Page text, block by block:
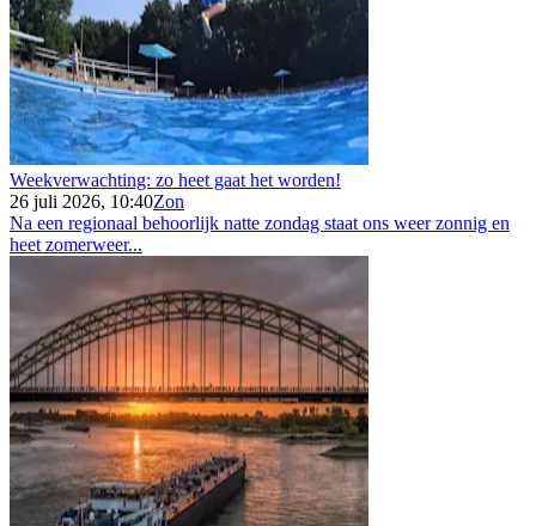
Weekverwachting: zo heet gaat het worden!
26 juli 2026, 10:40Zon
Na een regionaal behoorlijk natte zondag staat ons weer zonnig en
heet zomerweer...